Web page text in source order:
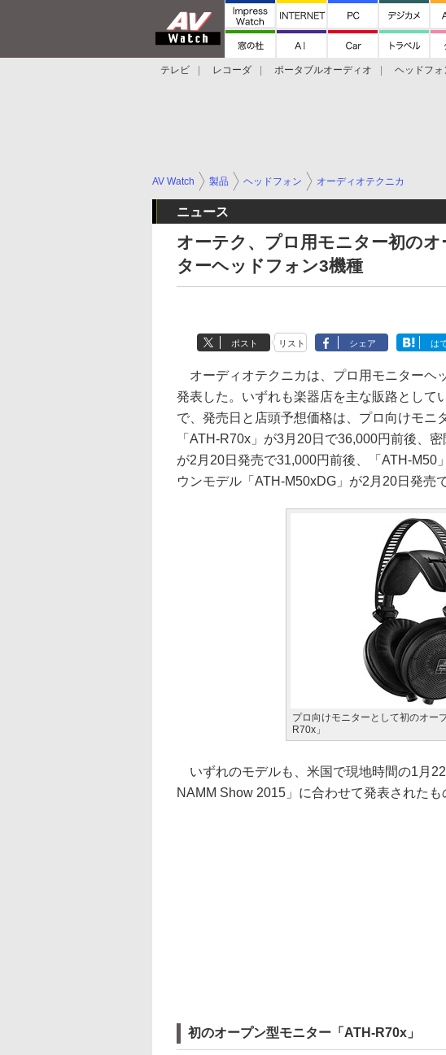
テレビ レコーダ ポータブルオーディオ ヘッドフォ
AV Watch 製品 ヘッドフォン オーディオテクニカ
ニュース
オーテク、プロ用モニター初の
ターヘッドフォン3機種
ポスト リスト シェア は
オーディオテクニカは、プロ用モニターヘ
発表した。いずれも楽器店を主な販路として
で、発売日と店頭予想価格は、プロ向けモニ
「ATH-R70x」が3月20日で36,000円前後、
が2月20日発売で31,000円前後、「ATH-M50
ウンモデル「ATH-M50xDG」が2月20日発売
プロ向けモニターとして初のオー
R70x」
いずれのモデルも、米国で現地時間の1月
NAMM Show 2015」に合わせて発表されたも
初のオープン型モニター「ATH-R70x」